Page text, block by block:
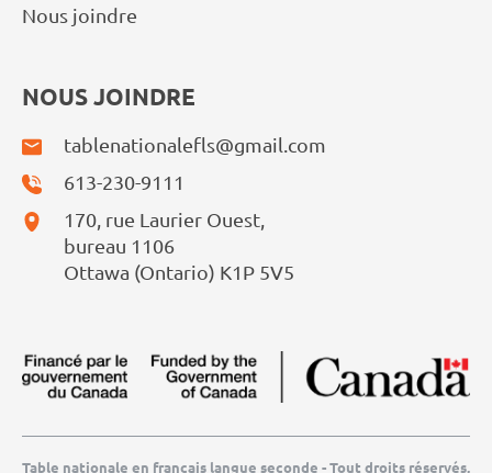
Nous joindre
NOUS JOINDRE
tablenationalefls@gmail.com
613-230-9111
170, rue Laurier Ouest,
bureau 1106
Ottawa (Ontario) K1P 5V5
Table nationale en français langue seconde - Tout droits réservés,